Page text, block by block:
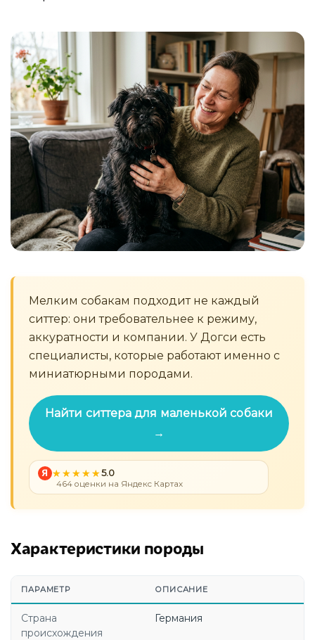
Мелким собакам подходит не каждый
ситтер: они требовательнее к режиму,
аккуратности и компании. У Догси есть
специалисты, которые работают именно с
миниатюрными породами.
Найти ситтера для маленькой собаки
→
Я 5.0
464 оценки на Яндекс Картах
Характеристики породы
ПАРАМЕТР ОПИСАНИЕ
Страна
происхождения
Германия